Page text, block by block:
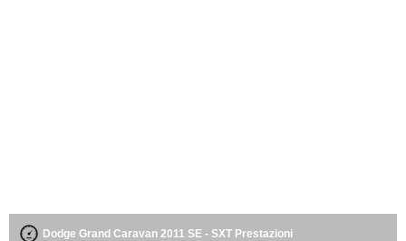
Dodge Grand Caravan 2011 SE - SXT Prestazioni